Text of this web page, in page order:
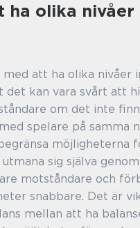
ha olika nivåer
med att ha olika nivåer
det kan vara svårt att
om det inte
spelare på samma
möjligheterna
sig själva
motståndare och
snabbare. Det är
mellan att ha